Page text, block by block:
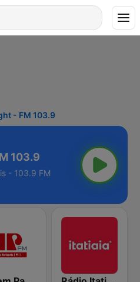
- FM 103.9
103.9
- 103.9 FM